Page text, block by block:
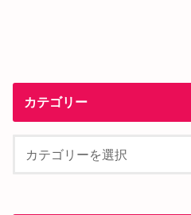
カテゴリー